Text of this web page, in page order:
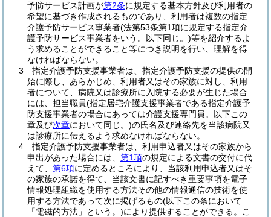
予防サービス計画が第2条に規定する基本方針及び利用者の
希望に基づき作成されるものであり、利用者は複数の指定
介護予防サービス事業者(法第53条第1項に規定する指定介
護予防サービス事業者をいう。以下同じ。)等を紹介するよ
う求めることができること等につき説明を行い、理解を得
なければならない。
3
指定介護予防支援事業者は、指定介護予防支援の提供の開
始に際し、あらかじめ、利用者又はその家族に対し、利用
者について、病院又は診療所に入院する必要が生じた場合
には、担当職員(指定居宅介護支援事業者である指定介護予
防支援事業者の場合にあっては介護支援専門員。以下この
章及び次章において同じ。)の氏名及び連絡先を当該病院又
は診療所に伝えるよう求めなければならない。
4
指定介護予防支援事業者は、利用申込者又はその家族から
申出があった場合には、 第1項の規定による文書の交付に代
えて、 第6項に定めるところにより、当該利用申込者又はそ
の家族の承諾を得て、当該文書に記すべき重要事項を電子
情報処理組織を使用する方法その他の情報通信の技術を使
用する方法であって次に掲げるもの(以下この条において
「電磁的方法」という。)により提供することができる。
こ